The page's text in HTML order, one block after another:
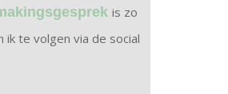
is zo
ik te volgen via de social